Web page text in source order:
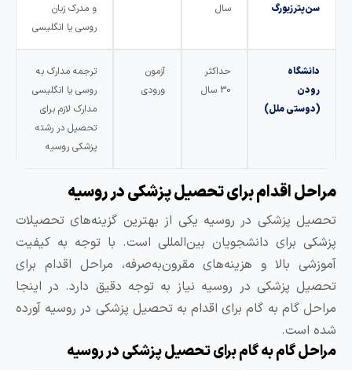
سن‌پترزبورگ
و مدرک زبان
روسی یا انگلیسی
دانشگاه
رودن
(دوستی ملل)
حداکثر
ورودی
ترجمه مدارک به
روسی یا انگلیسی
مدارک لازم برای
تحصیل در رشته
پزشکی روسیه
اقدام برای تحصیل پزشکی در روسیه
پزشکی در روسیه یکی از بهترین گزینه‌های تحصیلات
برای دانشجویان بین‌المللی است. با توجه به کیفیت
بالا و هزینه‌های مقرون‌به‌صرفه، مراحل اقدام برای
پزشکی در روسیه نیاز به توجه دقیق دارد. در اینجا
گام به گام برای اقدام به تحصیل پزشکی در روسیه آورده
است.
گام به گام برای تحصیل پزشکی در روسیه